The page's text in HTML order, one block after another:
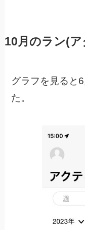
10月のラン(
グラフを見ると
た。